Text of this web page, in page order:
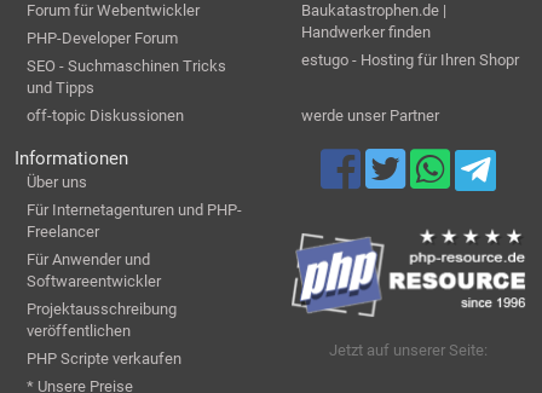
Forum für Webentwickler
PHP-Developer Forum
SEO - Suchmaschinen Tricks
und Tipps
off-topic Diskussionen
Baukatastrophen.de |
Handwerker finden
estugo - Hosting für Ihren Shopr
werde unser Partner
Informationen
Über uns
Für Internetagenturen und PHP-
Freelancer
Für Anwender und
Softwareentwickler
Projektausschreibung
veröffentlichen
PHP Scripte verkaufen
* Unsere Preise
Jetzt auf unserer Seite: